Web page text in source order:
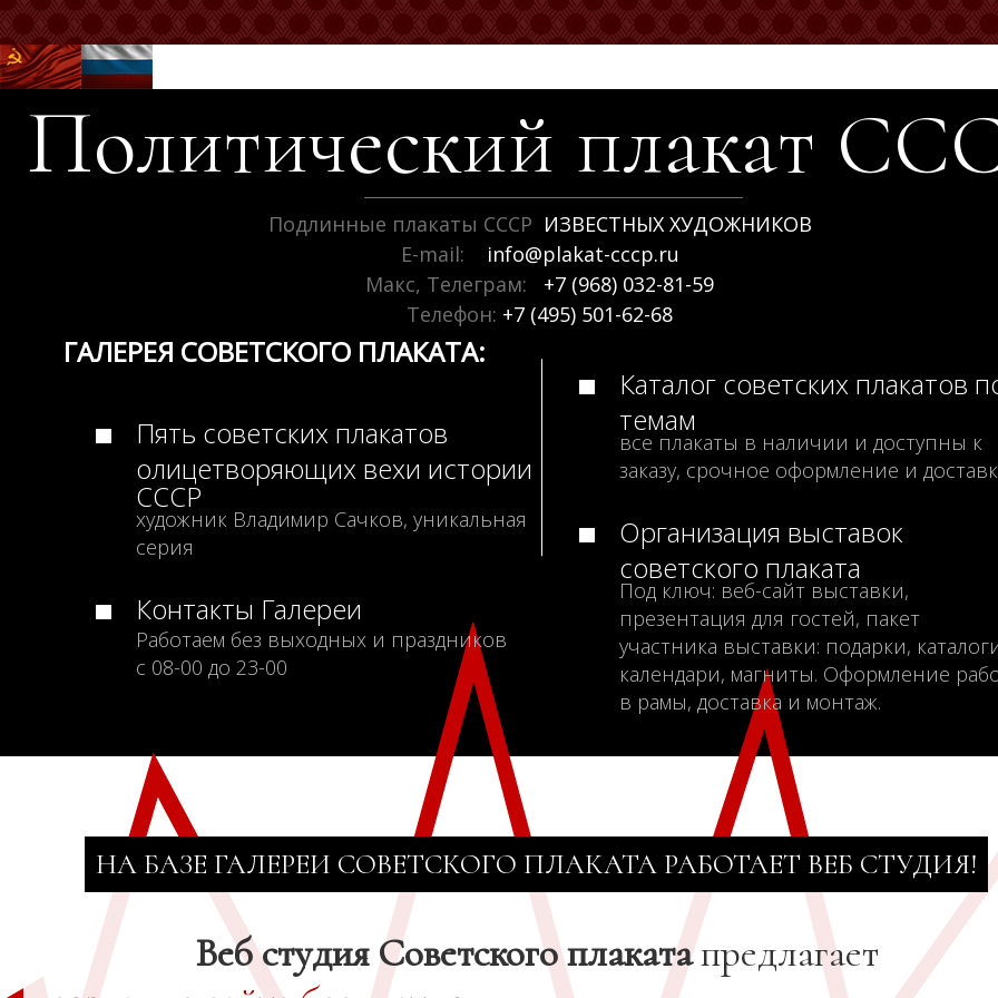
Политический плакат
Подлинные плакаты СССР ИЗВЕСТНЫХ ХУДОЖНИКОВ
E-mail:
info@plakat-cccp.ru
Макс, Телеграм:
+7 (968) 032-81-59
Телефон: +7 (495) 501-62-68
ГАЛЕРЕЯ СОВЕТСКОГО ПЛАКАТА:
Пять советских плакатов
олицетворяющих вехи истории
СССР
художник Владимир Сачков, уникальная
серия
Контакты Галереи
Работаем без выходных и праздников
с 08-00 до 23-00
Каталог советских плакатов
темам
все плакаты в наличии и доступны к
заказу, срочное оформление и
Организация выставок
советского плаката
Под ключ: веб-сайт выставки,
презентация для гостей, пакет
участника выставки: подарки,
календари, магниты. Оформление
в рамы, доставка и монтаж.
НА БАЗЕ ГАЛЕРЕИ СОВЕТСКОГО ПЛАКАТА РАБОТАЕТ ВЕБ СТУДИЯ!
Веб студия Советского плакатапредлагает